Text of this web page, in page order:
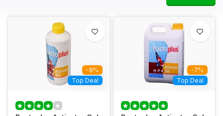
-8%
Top Deal
-7%
Top Deal